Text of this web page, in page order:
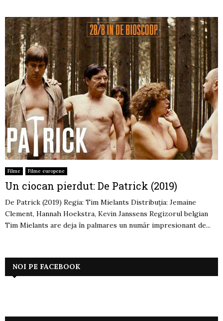
Filme Filme europene
Un ciocan pierdut: De Patrick (2019)
De Patrick (2019) Regia: Tim Mielants Distribuția: Jemaine
Clement, Hannah Hoekstra, Kevin Janssens Regizorul belgian
Tim Mielants are deja în palmares un număr impresionant de...
NOI PE FACEBOOK